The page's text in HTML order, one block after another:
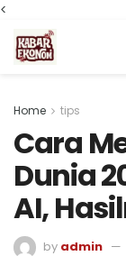
<
Home tips
Cara
Dunia
AI,
by admin